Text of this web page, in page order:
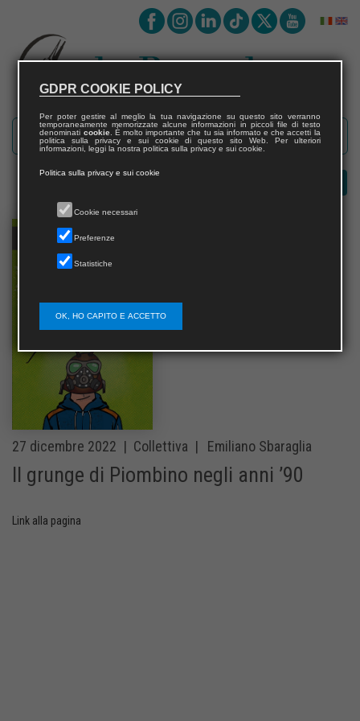
27 dicembre 2022 | Collettiva | Emiliano Sbaraglia
Il grunge di Piombino negli anni ’90
Link alla pagina
GDPR COOKIE POLICY
Per poter gestire al meglio la tua navigazione su questo sito verranno
temporaneamente memorizzate alcune informazioni in piccoli file di testo
denominati cookie. È molto importante che tu sia informato e che accetti la
politica sulla privacy e sui cookie di questo sito Web. Per ulteriori
informazioni, leggi la nostra politica sulla privacy e sui cookie.
Politica sulla privacy e sui cookie
Cookie necessari
Preferenze
Statistiche
OK, HO CAPITO E ACCETTO